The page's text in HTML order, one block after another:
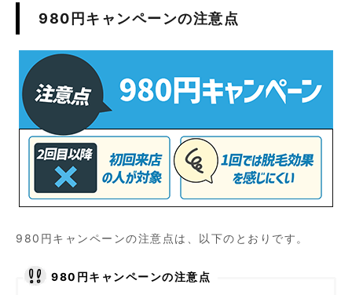
980円キャンペーンの注意点
980円キャンペーンの注意点は、以下のとおりです。
980円キャンペーンの注意点